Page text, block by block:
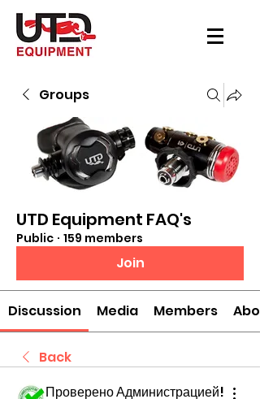
Groups
UTD Equipment FAQ's
Public · 159 members
Join
Discussion Media Members
Back
Проверено Администрацией!